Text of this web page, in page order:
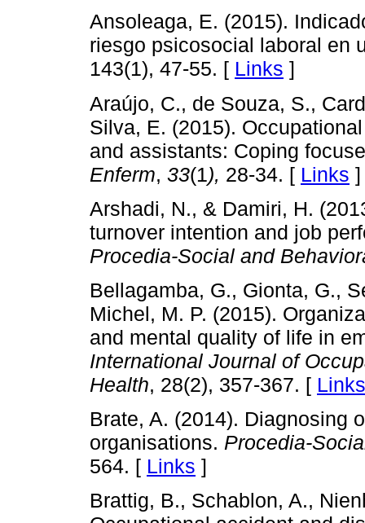
Ansoleaga, E. (2015).
riesgo psicosocial laboral en
143(1), 47-55. [ Links ]
Araújo, C., de Souza, S.,
Silva, E. (2015).
and assistants: Coping
Enferm, 33(1 ), 28-34. [ Links ]
Arshadi, N., & Damiri, H.
turnover intention and job
Procedia-Social and
Bellagamba, G., Gionta, G.,
Michel, M. P. (2015).
and mental quality of life in
International Journal of
Health, 28(2), 357-367. [ Links
Brate, A. (2014). Diagnosing
organisations. Procedia-
564. [ Links ]
Brattig, B., Schablon, A.,